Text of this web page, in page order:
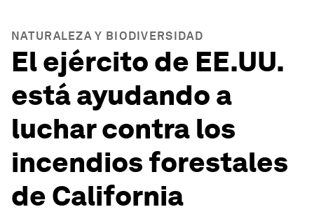
NATURALEZA Y BIODIVERSIDAD
El ejército de EE.UU.
está ayudando a
luchar contra los
incendios forestales
de California